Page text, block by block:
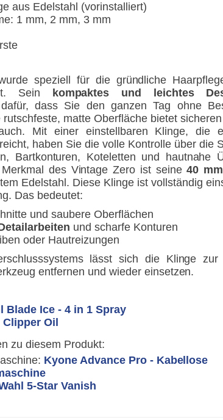
aus Edelstahl (vorinstalliert)
1 mm, 2 mm, 3 mm
speziell für die gründliche
Sein
kompaktes und leichtes
dass Sie den ganzen Tag ohne
matte Oberfläche bietet
Mit einer einstellbaren Klinge, die
haben Sie die volle Kontrolle über die
Bartkonturen, Koteletten und hautnahe
Merkmal des Vintage Zero ist seine40
Edelstahl. Diese Klinge ist vollständig
Das bedeutet:
und saubere Oberflächen
und scharfe Konturen
oder Hautreizungen
lässt sich die Klinge zur
entfernen und wieder einsetzen.
Blade Ice - 4 in 1 Spray
Clipper Oil
zu diesem Produkt:
Kyone Advance Pro - Kabellose
5-Star Vanish